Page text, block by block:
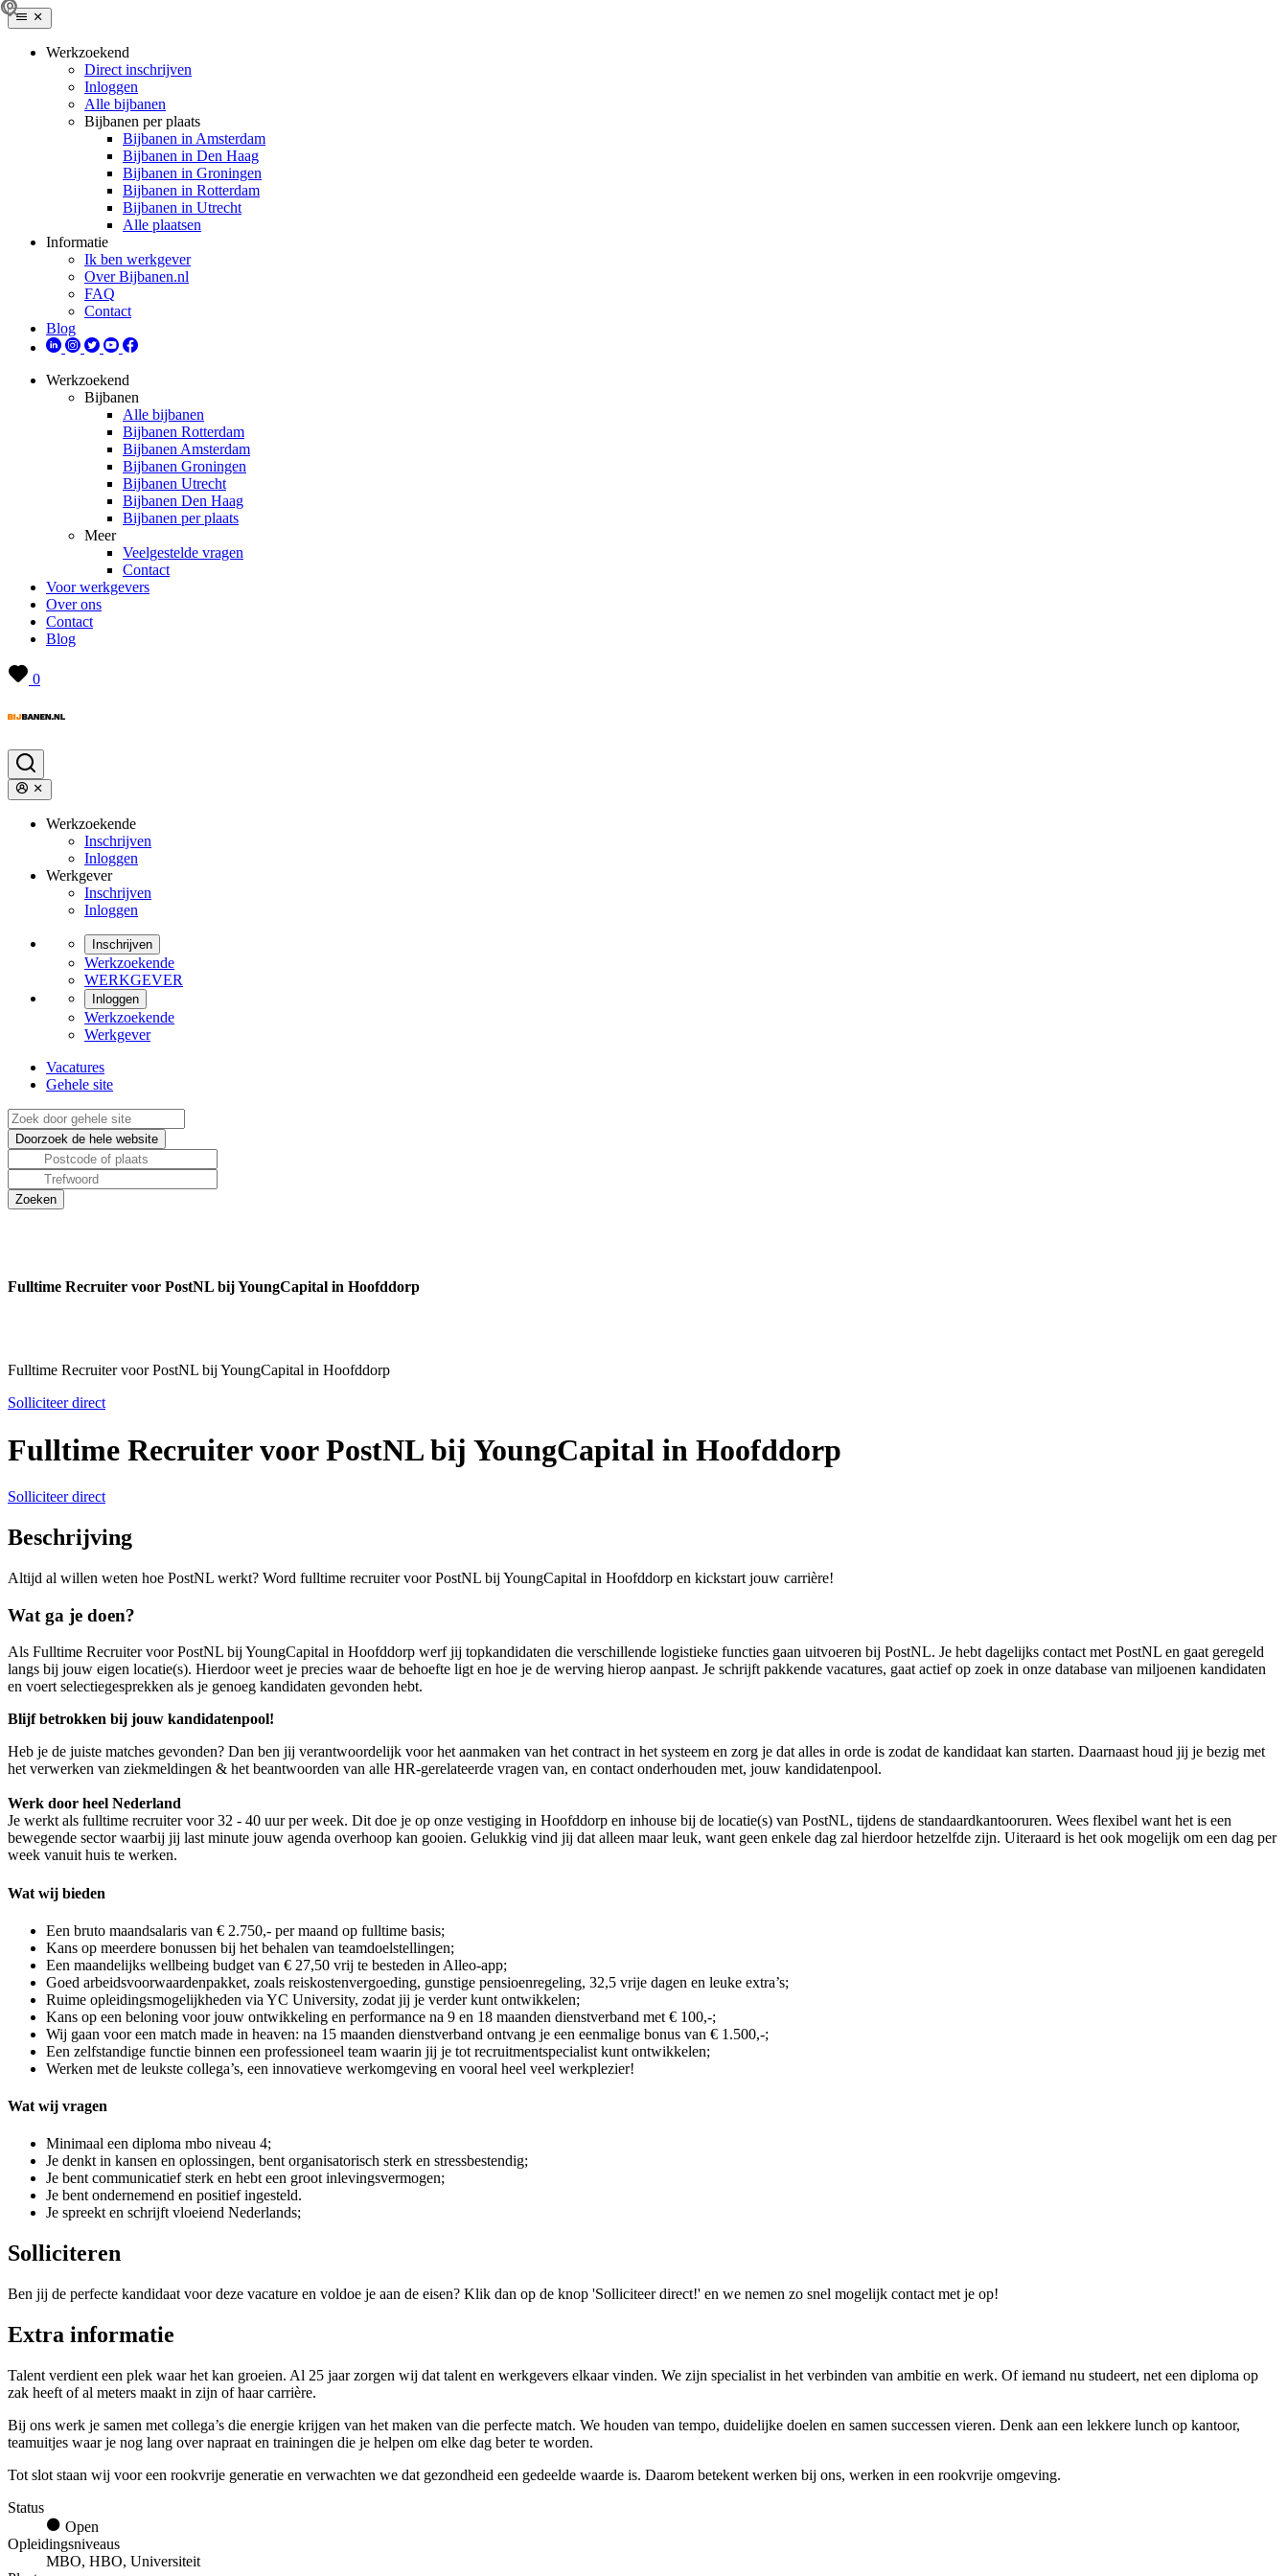
Werkzoekend
Direct inschrijven
Inloggen
Alle bijbanen
Bijbanen per plaats
Bijbanen in Amsterdam
Bijbanen in Den Haag
Bijbanen in Groningen
Bijbanen in Rotterdam
Bijbanen in Utrecht
Alle plaatsen
Informatie
Ik ben werkgever
Over Bijbanen.nl
FAQ
Contact
Blog
Werkzoekend
Bijbanen
Alle bijbanen
Bijbanen Rotterdam
Bijbanen Amsterdam
Bijbanen Groningen
Bijbanen Utrecht
Bijbanen Den Haag
Bijbanen per plaats
Meer
Veelgestelde vragen
Contact
Voor werkgevers
Over ons
Contact
Blog
0
Werkzoekende
Inschrijven
Inloggen
Werkgever
Inschrijven
Inloggen
Inschrijven
Werkzoekende
WERKGEVER
Inloggen
Werkzoekende
Werkgever
Vacatures
Gehele site
Fulltime Recruiter voor PostNL bij YoungCapital in Hoofddorp
Fulltime Recruiter voor PostNL bij YoungCapital in Hoofddorp
Solliciteer direct
Fulltime Recruiter voor PostNL bij YoungCapital in Hoofddorp
Solliciteer direct
Beschrijving
Altijd al willen weten hoe PostNL werkt? Word fulltime recruiter voor PostNL bij YoungCapital in Hoofddorp en kickstart jouw carrière!
Wat ga je doen?
Als Fulltime Recruiter voor PostNL bij YoungCapital in Hoofddorp werf jij topkandidaten die verschillende logistieke functies gaan uitvoeren bij PostNL. Je hebt dagelijks contact met PostNL en gaat geregeld
langs bij jouw eigen locatie(s). Hierdoor weet je precies waar de behoefte ligt en hoe je de werving hierop aanpast. Je schrijft pakkende vacatures, gaat actief op zoek in onze database van miljoenen kandidaten
en voert selectiegesprekken als je genoeg kandidaten gevonden hebt.
Blijf betrokken bij jouw kandidatenpool!
Heb je de juiste matches gevonden? Dan ben jij verantwoordelijk voor het aanmaken van het contract in het systeem en zorg je dat alles in orde is zodat de kandidaat kan starten. Daarnaast houd jij je bezig met
het verwerken van ziekmeldingen & het beantwoorden van alle HR-gerelateerde vragen van, en contact onderhouden met, jouw kandidatenpool.
Werk door heel Nederland
Je werkt als fulltime recruiter voor 32 - 40 uur per week. Dit doe je op onze vestiging in Hoofddorp en inhouse bij de locatie(s) van PostNL, tijdens de standaardkantooruren. Wees flexibel want het is een
bewegende sector waarbij jij last minute jouw agenda overhoop kan gooien. Gelukkig vind jij dat alleen maar leuk, want geen enkele dag zal hierdoor hetzelfde zijn. Uiteraard is het ook mogelijk om een dag per
week vanuit huis te werken.
Wat wij bieden
Een bruto maandsalaris van € 2.750,- per maand op fulltime basis;
Kans op meerdere bonussen bij het behalen van teamdoelstellingen;
Een maandelijks wellbeing budget van € 27,50 vrij te besteden in Alleo-app;
Goed arbeidsvoorwaardenpakket, zoals reiskostenvergoeding, gunstige pensioenregeling, 32,5 vrije dagen en leuke extra’s;
Ruime opleidingsmogelijkheden via YC University, zodat jij je verder kunt ontwikkelen;
​Kans op een beloning voor jouw ontwikkeling en performance na 9 en 18 maanden dienstverband met € 100,-;
Wij gaan voor een match made in heaven: na 15 maanden dienstverband ontvang je een eenmalige bonus van € 1.500,-;
Een zelfstandige functie binnen een professioneel team waarin jij je tot recruitmentspecialist kunt ontwikkelen;
Werken met de leukste collega’s, een innovatieve werkomgeving en vooral heel veel werkplezier!
Wat wij vragen
Minimaal een diploma mbo niveau 4;
Je denkt in kansen en oplossingen, bent organisatorisch sterk en stressbestendig;
Je bent communicatief sterk en hebt een groot inlevingsvermogen;
Je bent ondernemend en positief ingesteld.
Je spreekt en schrijft vloeiend Nederlands;
Solliciteren
Ben jij de perfecte kandidaat voor deze vacature en voldoe je aan de eisen? Klik dan op de knop 'Solliciteer direct!' en we nemen zo snel mogelijk contact met je op!
Extra informatie
Talent verdient een plek waar het kan groeien. Al 25 jaar zorgen wij dat talent en werkgevers elkaar vinden. We zijn specialist in het verbinden van ambitie en werk. Of iemand nu studeert, net een diploma op
zak heeft of al meters maakt in zijn of haar carrière.
Bij ons werk je samen met collega’s die energie krijgen van het maken van die perfecte match. We houden van tempo, duidelijke doelen en samen successen vieren. Denk aan een lekkere lunch op kantoor,
teamuitjes waar je nog lang over napraat en trainingen die je helpen om elke dag beter te worden.
Tot slot staan wij voor een rookvrije generatie en verwachten we dat gezondheid een gedeelde waarde is. Daarom betekent werken bij ons, werken in een rookvrije omgeving.
Status
Open
Opleidingsniveaus
MBO, HBO, Universiteit